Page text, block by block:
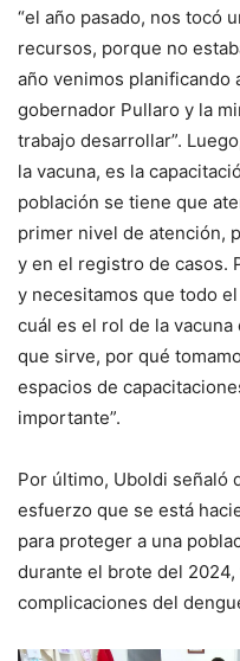
“el año pasado, nos tocó
recursos, porque no
año venimos planificando
gobernador Pullaro y la
trabajo desarrollar”.
la vacuna, es la
población se tiene que
primer nivel de atención,
y en el registro de casos.
y necesitamos que todo
cuál es el rol de la
que sirve, por qué
espacios de
importante”.
Por último, Uboldi señaló
esfuerzo que se está
para proteger a una
durante el brote del
complicaciones del